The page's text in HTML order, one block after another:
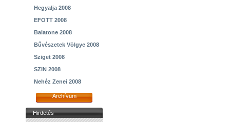
Hegyalja 2008
EFOTT 2008
Balatone 2008
Bűvészetek Völgye 2008
Sziget 2008
SZIN 2008
Nehéz Zenei 2008
Archívum
Hirdetés